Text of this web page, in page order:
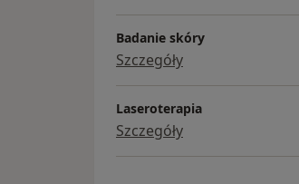
Badanie skóry
Szczegóły
Laseroterapia
Szczegóły